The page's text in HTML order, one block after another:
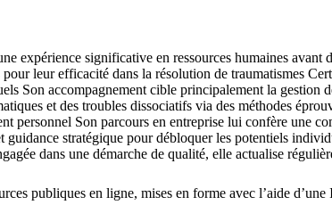
expérience significative en ressources humaines
leur efficacité dans la résolution de traumatismes
Son accompagnement cible principalement la gestion
et des troubles dissociatifs via des méthodes
personnel Son parcours en entreprise lui confère une
guidance stratégique pour débloquer les potentiels
dans une démarche de qualité, elle actualise
publiques en ligne, mises en forme avec l’aide d’une